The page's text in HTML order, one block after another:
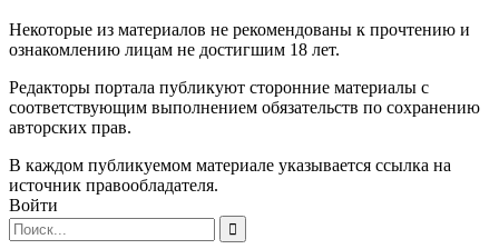
Некоторые из материалов не рекомендованы к прочтению и
ознакомлению лицам не достигшим 18 лет.
Редакторы портала публикуют сторонние материалы с
соответствующим выполнением обязательств по сохранению
авторских прав.
В каждом публикуемом материале указывается ссылка на
источник правообладателя.
Войти